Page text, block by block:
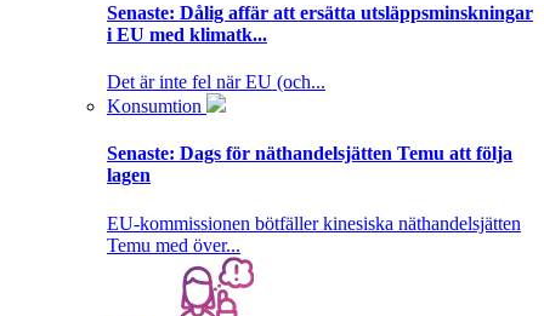
Senaste: Dålig affär att ersätta utsläppsminskningar
i EU med klimatk...
Det är inte fel när EU (och...
Konsumtion
Senaste: Dags för näthandelsjätten Temu att följa
lagen
EU-kommissionen bötfäller kinesiska näthandelsjätten
Temu med över...